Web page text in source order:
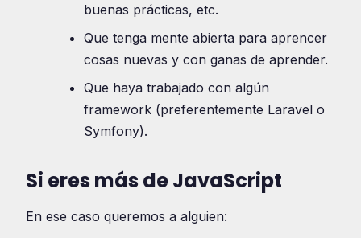
buenas prácticas, etc.
Que tenga mente abierta para aprencer
cosas nuevas y con ganas de aprender.
Que haya trabajado con algún
framework (preferentemente Laravel o
Symfony).
Si eres más de JavaScript
En ese caso queremos a alguien: